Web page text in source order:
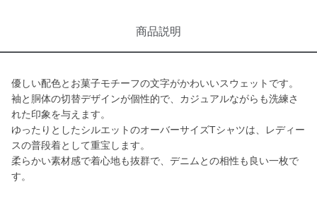
商品説明
優しい配色とお菓子モチーフの文字がかわいいスウェットです。
袖と胴体の切替デザインが個性的で、カジュアルながらも洗練さ
れた印象を与えます。
ゆったりとしたシルエットのオーバーサイズTシャツは、レディー
スの普段着として重宝します。
柔らかい素材感で着心地も抜群で、デニムとの相性も良い一枚で
す。